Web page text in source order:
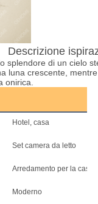
Descrizione
splendore di un cielo
luna crescente,
onirica.
Hotel, casa
Set camera da letto
Arredamento per la casa
Moderno